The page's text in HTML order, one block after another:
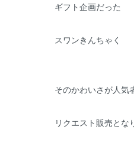
ギフト企画だった
スワンきんちゃく
そのかわいさが人気
リクエスト販売とな